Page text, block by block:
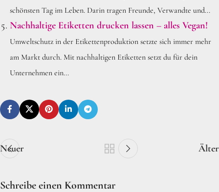
schönsten Tag im Leben. Darin tragen Freunde, Verwandte und...
Nachhaltige Etiketten drucken lassen – alles Vegan!
Umweltschutz in der Etikettenproduktion setzte sich immer mehr
am Markt durch. Mit nachhaltigen Etiketten setzt du für dein
Unternehmen ein...
Neuer Älter
Schreibe einen Kommentar